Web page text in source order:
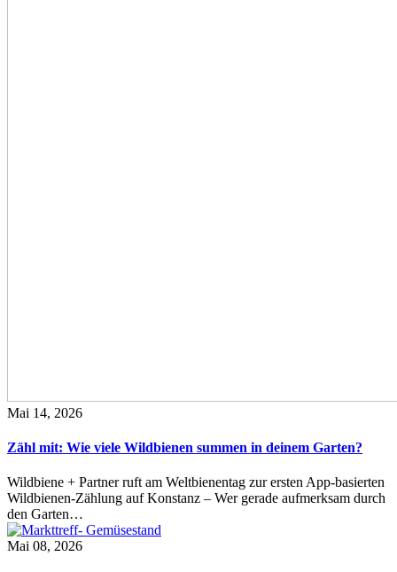
Mai 14, 2026
Zähl mit: Wie viele Wildbienen summen in deinem Garten?
Wildbiene + Partner ruft am Weltbienentag zur ersten App-basierten
Wildbienen-Zählung auf Konstanz – Wer gerade aufmerksam durch
den Garten…
Mai 08, 2026